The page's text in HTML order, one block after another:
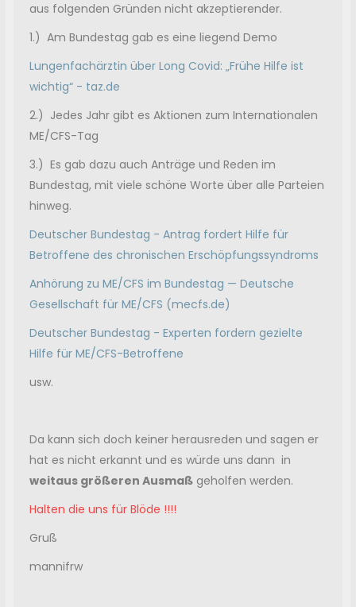
aus folgenden Gründen nicht akzeptierender.
1.) Am Bundestag gab es eine liegend Demo
Lungenfachärztin über Long Covid: „Frühe Hilfe ist
wichtig“ - taz.de
2.) Jedes Jahr gibt es Aktionen zum Internationalen
ME/CFS-Tag
3.) Es gab dazu auch Anträge und Reden im
Bundestag, mit viele schöne Worte über alle Parteien
hinweg.
Deutscher Bundestag - Antrag fordert Hilfe für
Betroffene des chronischen Erschöpfungssyndroms
Anhörung zu ME/CFS im Bundestag — Deutsche
Gesellschaft für ME/CFS (mecfs.de)
Deutscher Bundestag - Experten fordern gezielte
Hilfe für ME/CFS-Betroffene
usw.
Da kann sich doch keiner herausreden und sagen er
hat es nicht erkannt und eswürde uns dann in
weitaus größeren Ausmaß geholfen werden.
Halten die uns für Blöde !!!!
Gruß
mannifrw